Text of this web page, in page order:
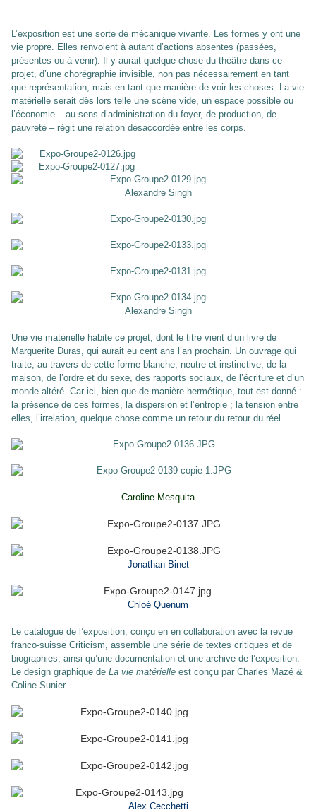
L’exposition est une sorte de mécanique vivante. Les formes y ont une
vie propre. Elles renvoient à autant d’actions absentes (passées,
présentes ou à venir). Il y aurait quelque chose du théâtre dans ce
projet, d’une chorégraphie invisible, non pas nécessairement en tant
que représentation, mais en tant que manière de voir les choses. La vie
matérielle serait dès lors telle une scène vide, un espace possible ou
l’économie – au sens d’administration du foyer, de production, de
pauvreté – régit une relation désaccordée entre les corps.
Alexandre Singh
Alexandre Singh
Une vie matérielle habite ce projet, dont le titre vient d’un livre de
Marguerite Duras, qui aurait eu cent ans l’an prochain. Un ouvrage qui
traite, au travers de cette forme blanche, neutre et instinctive, de la
maison, de l’ordre et du sexe, des rapports sociaux, de l’écriture et d’un
monde altéré. Car ici, bien que de manière hermétique, tout est donné :
la présence de ces formes, la dispersion et l’entropie ; la tension entre
elles, l’irrelation, quelque chose comme un retour du retour du réel.
Caroline Mesquita
Jonathan Binet
Chloé Quenum
Le catalogue de l’exposition, conçu en en collaboration avec la revue
franco-suisse Criticism, assemble une série de textes critiques et de
biographies, ainsi qu’une documentation et une archive de l’exposition.
Le design graphique de La vie matérielle est conçu par Charles Mazé &
Coline Sunier.
Alex Cecchetti